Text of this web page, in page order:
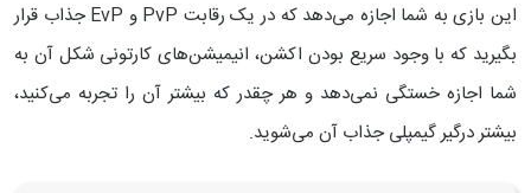
این بازی به شما اجازه می‌دهد که در یک رقابت PvP و EvP جذاب قرار
بگیرید که با وجود سریع بودن اکشن، انیمیشن‌های کارتونی شکل آن به
شما اجازه خستگی نمی‌دهد و هر چقدر که بیشتر آن را تجربه می‌‌کنید،
بیشتر درگیر گیمپلی جذاب آن می‌شوید.